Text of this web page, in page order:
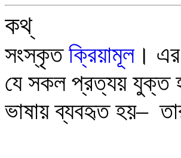
কথ্
সংস্কৃতক্রিয়ামূল ।
যে সকল প্রত্যয় যুক্ত
ভাষায় ব্যবহৃত হয়–